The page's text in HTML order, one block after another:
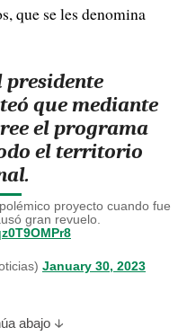
que se les denomina
que mediante
el programa
el territorio
proyecto cuando fue
gran revuelo.
January 30, 2023
abajo